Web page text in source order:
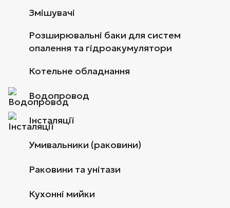
Змішувачі
Розширювальні баки для систем
опалення та гідроакумулятори
Котельне обладнання
Водопровод
Інсталяції
Умивальники (раковини)
Раковини та унітази
Кухонні мийки